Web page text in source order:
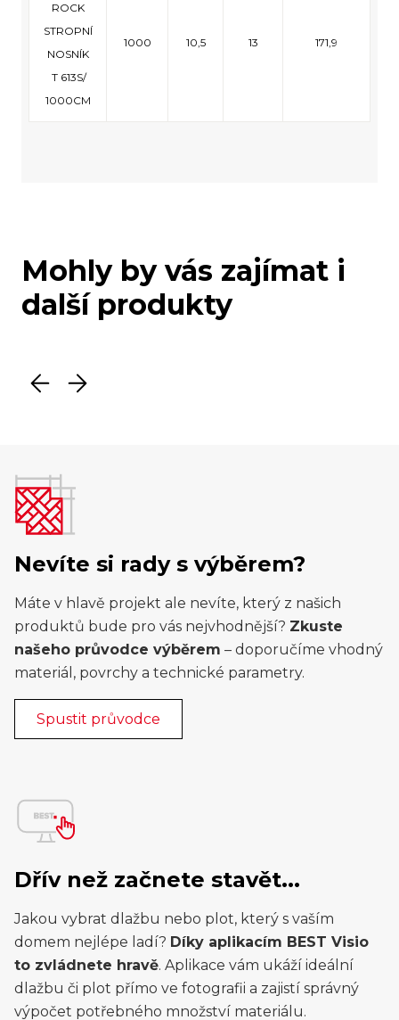
ROCK
STROPNÍ
NOSNÍK
T 613S/
1000CM
1000 10,5 13 171,9
Mohly by vás zajímat i
další produkty
Nevíte si rady s výběrem?
Máte v hlavě projekt ale nevíte, který z našich
produktů bude pro vás nejvhodnější? Zkuste
našeho průvodce výběrem – doporučíme vhodný
materiál, povrchy a technické parametry.
Spustit průvodce
Dřív než začnete stavět...
Jakou vybrat dlažbu nebo plot, který s vaším
domem nejlépe ladí? Díky aplikacím BEST Visio
to zvládnete hravě. Aplikace vám ukáží ideální
dlažbu či plot přímo ve fotografii a zajistí správný
výpočet potřebného množství materiálu.